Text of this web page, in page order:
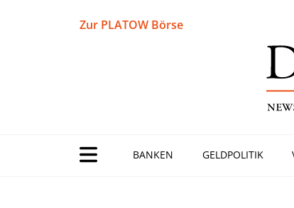
Zur PLATOW Börse
BANKEN GELDPOLITIK